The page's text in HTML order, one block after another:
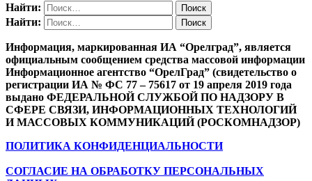
Найти:
Найти:
Информация, маркированная ИА “Орелград”, является
официальным сообщением средства массовой информации
Информационное агентство “ОрелГрад” (свидетельство о
регистрации ИА № ФС 77 – 75617 от 19 апреля 2019 года
выдано ФЕДЕРАЛЬНОЙ СЛУЖБОЙ ПО НАДЗОРУ В
СФЕРЕ СВЯЗИ, ИНФОРМАЦИОННЫХ ТЕХНОЛОГИЙ
И МАССОВЫХ КОММУНИКАЦИЙ (РОСКОМНАДЗОР)
ПОЛИТИКА КОНФИДЕНЦИАЛЬНОСТИ
СОГЛАСИЕ НА ОБРАБОТКУ ПЕРСОНАЛЬНЫХ